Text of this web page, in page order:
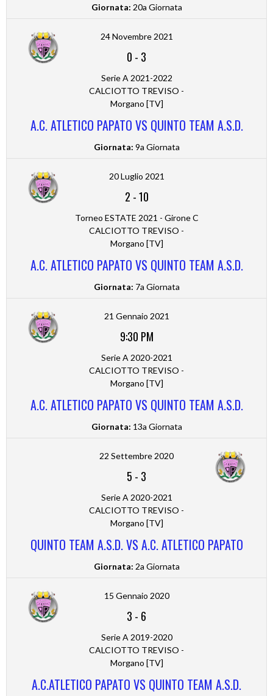
Giornata: 20a Giornata
24 Novembre 2021
0 - 3
Serie A 2021-2022
CALCIOTTO TREVISO -
Morgano [TV]
A.C. ATLETICO PAPATO VS QUINTO TEAM A.S.D.
Giornata: 9a Giornata
20 Luglio 2021
2 -10
Torneo ESTATE 2021 - Girone C
CALCIOTTO TREVISO -
Morgano [TV]
A.C. ATLETICO PAPATO VS QUINTO TEAM A.S.D.
Giornata: 7a Giornata
21 Gennaio 2021
9:30 PM
Serie A 2020-2021
CALCIOTTO TREVISO -
Morgano [TV]
A.C. ATLETICO PAPATO VS QUINTO TEAM A.S.D.
Giornata: 13a Giornata
22 Settembre 2020
5 - 3
Serie A 2020-2021
CALCIOTTO TREVISO -
Morgano [TV]
QUINTO TEAM A.S.D. VS A.C. ATLETICO PAPATO
Giornata: 2a Giornata
15 Gennaio 2020
3 - 6
Serie A 2019-2020
CALCIOTTO TREVISO -
Morgano [TV]
A.C.ATLETICO PAPATO VS QUINTO TEAM A.S.D.